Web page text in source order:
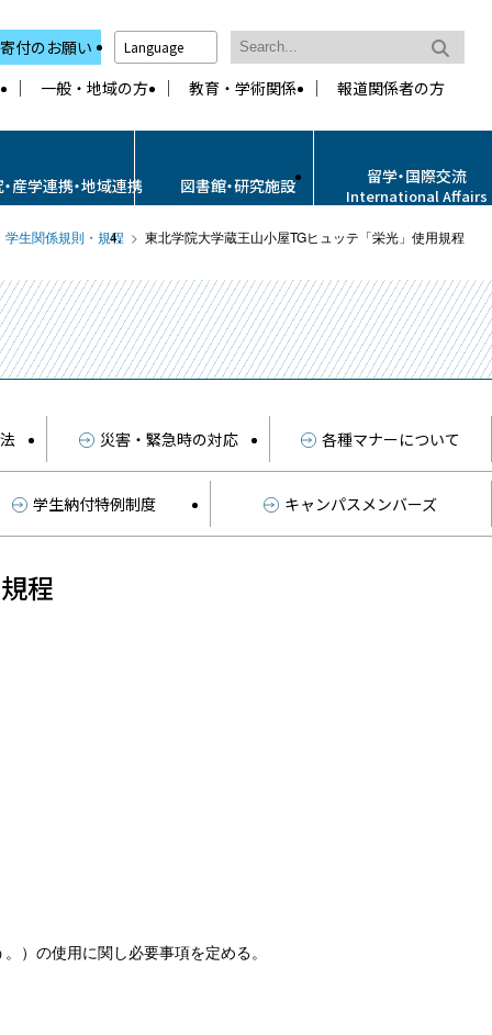
付のお願い Language
一般・地域の方 教育・学術関係 報道関係者の方
産学連携・地域連携 図書館・研究施設 留学・国際交流
International Affairs
学生関係規則・規程 東北学院大学蔵王山小屋TGヒュッテ「栄光」使用規程
災害・緊急時の対応 各種マナーについて
学生納付特例制度 キャンパスメンバーズ
程
）の使用に関し必要事項を定める。